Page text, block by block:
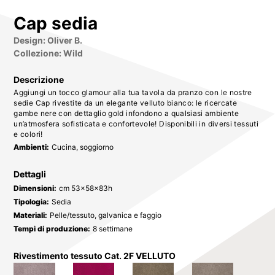
Cap sedia
Design: Oliver B.
Collezione: Wild
Descrizione
Aggiungi un tocco glamour alla tua tavola da pranzo con le nostre
sedie Cap rivestite da un elegante velluto bianco: le ricercate
gambe nere con dettaglio gold infondono a qualsiasi ambiente
un’atmosfera sofisticata e confortevole! Disponibili in diversi tessuti
e colori!
Ambienti: Cucina, soggiorno
Dettagli
Dimensioni: cm 53x58x83h
Tipologia: Sedia
Materiali: Pelle/tessuto, galvanica e faggio
Tempi di produzione: 8 settimane
Rivestimento tessuto Cat. 2F VELLUTO